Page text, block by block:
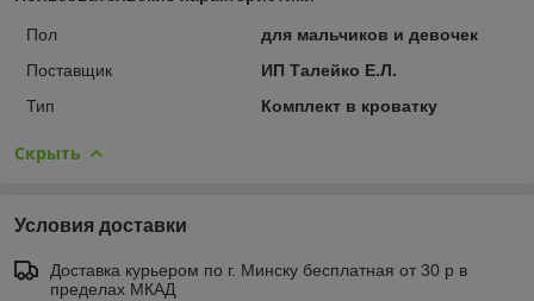
Пол
для мальчиков и девочек
Поставщик
ИП Талейко Е.Л.
Тип
Комплект в кроватку
Скрыть
Условия доставки
Доставка курьером по г. Минску бесплатная от 30 р в
пределах МКАД